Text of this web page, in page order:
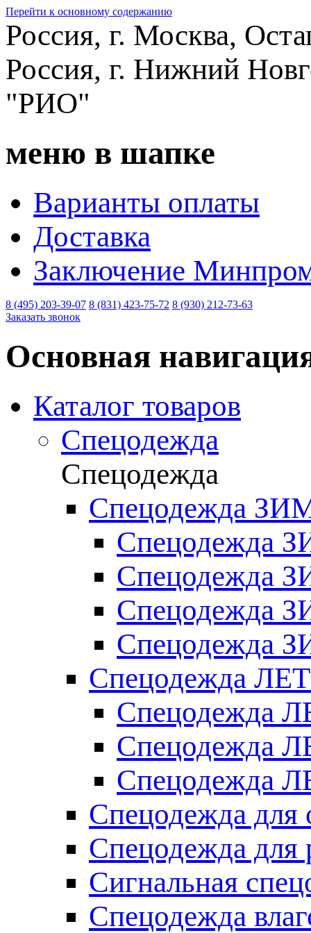
Перейти к основному содержанию
Россия, г. Москва,
Россия, г. Нижний
"РИО"
меню в шапке
Варианты оплаты
Доставка
Заключение
8 (495) 203-39-07 8 (831) 423-75-72 8 (930) 212-73-63
Заказать звонок
Основная
Каталог товаров
Спецодежда
Спецодежда
Спецодежда
Спецодежда
Спецодежда
Спецодежда
Спецодежда
Спецодежда
Спецодежда
Спецодежда
Спецодежда
Спецодежда для
Спецодежда для
Сигнальная
Спецодежда